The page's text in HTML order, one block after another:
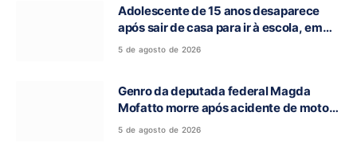
Adolescente de 15 anos desaparece
após sair de casa para ir à escola, em
Campos Belos-GO
5 de agosto de 2026
Genro da deputada federal Magda
Mofatto morre após acidente de moto
na BR-153
5 de agosto de 2026